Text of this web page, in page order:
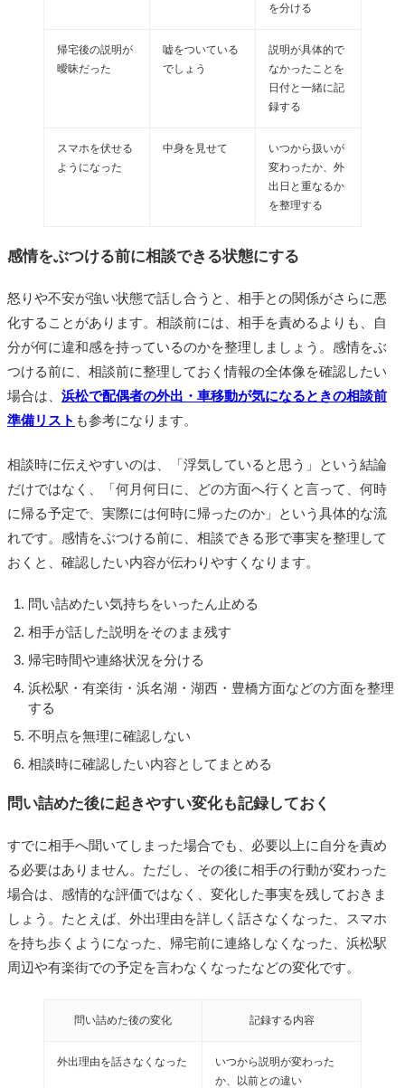
を分ける
帰宅後の説明が
曖昧だった
嘘をついている
でしょう
説明が具体的で
なかったことを
日付と一緒に記
録する
スマホを伏せる
ようになった
中身を見せて
いつから扱いが
変わったか、外
出日と重なるか
を整理する
感情をぶつける前に相談できる状態にする
怒りや不安が強い状態で話し合うと、相手との関係がさらに悪
化することがあります。相談前には、相手を責めるよりも、自
分が何に違和感を持っているのかを整理しましょう。感情をぶ
つける前に、相談前に整理しておく情報の全体像を確認したい
場合は、 浜松で配偶者の外出・車移動が気になるときの相談前
準備リスト も参考になります。
相談時に伝えやすいのは、「浮気していると思う」という結論
だけではなく、「何月何日に、どの方面へ行くと言って、何時
に帰る予定で、実際には何時に帰ったのか」という具体的な流
れです。感情をぶつける前に、相談できる形で事実を整理して
おくと、確認したい内容が伝わりやすくなります。
問い詰めたい気持ちをいったん止める
相手が話した説明をそのまま残す
帰宅時間や連絡状況を分ける
浜松駅・有楽街・浜名湖・湖西・豊橋方面などの方面を整理
する
不明点を無理に確認しない
相談時に確認したい内容としてまとめる
問い詰めた後に起きやすい変化も記録しておく
すでに相手へ聞いてしまった場合でも、必要以上に自分を責め
る必要はありません。ただし、その後に相手の行動が変わった
場合は、感情的な評価ではなく、変化した事実を残しておきま
しょう。たとえば、外出理由を詳しく話さなくなった、スマホ
を持ち歩くようになった、帰宅前に連絡しなくなった、浜松駅
周辺や有楽街での予定を言わなくなったなどの変化です。
問い詰めた後の変化 記録する内容
外出理由を話さなくなった
いつから説明が変わった
か、以前との違い